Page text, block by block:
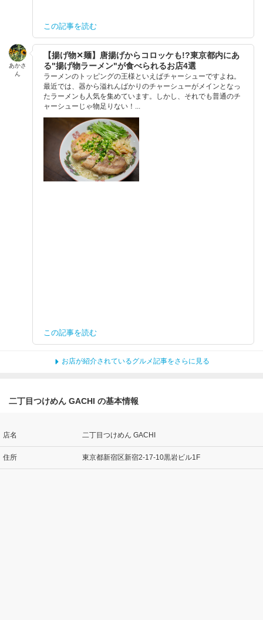
この記事を読む
あかさ
ん
【揚げ物✕麺】唐揚げからコロッケも!?東京都内にあ
る"揚げ物ラーメン"が食べられるお店4選
ラーメンのトッピングの王様といえばチャーシューですよね。
最近では、器から溢れんばかりのチャーシューがメインとなっ
たラーメンも人気を集めています。しかし、それでも普通のチ
ャーシューじゃ物足りない！...
この記事を読む
お店が紹介されているグルメ記事をさらに見る
二丁目つけめん GACHI の基本情報
店名 二丁目つけめん GACHI
住所 東京都新宿区新宿2-17-10黒岩ビル1F